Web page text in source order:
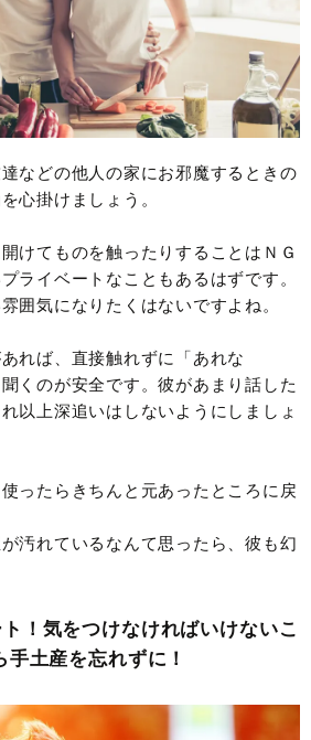
などの他人の家にお邪魔するときの
心掛けましょう。
けてものを触ったりすることはＮＧ
ライベートなこともあるはずです。
囲気になりたくはないですよね。
れば、直接触れずに「あれな
くのが安全です。彼があまり話した
以上深追いはしないようにしましょ
ったらきちんと元あったところに戻
汚れているなんて思ったら、彼も幻
！気をつけなければいけないこ
土産を忘れずに！